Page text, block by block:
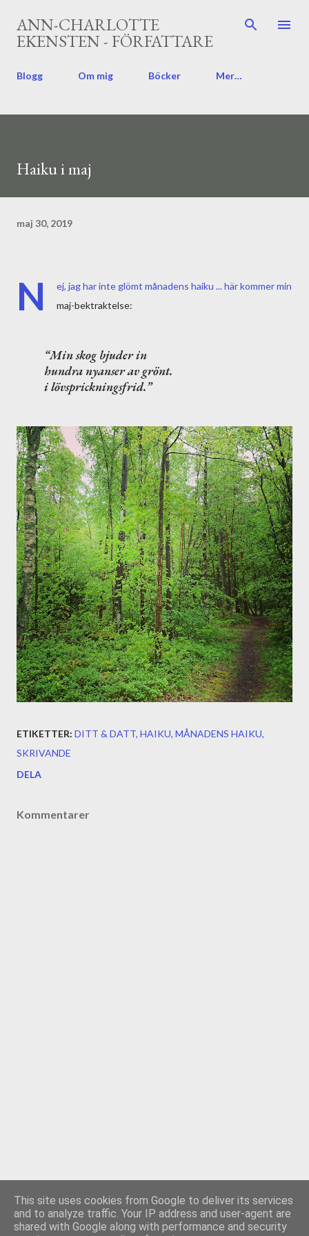
Fortsätt till huvudinnehåll
ANN-CHARLOTTE
EKENSTEN - FÖRFATTARE
Blogg Om mig Böcker Mer…
Haiku i maj
maj 30, 2019
N
ej, jag har inte glömt månadens haiku ... här kommer min
maj-bektraktelse:
Min skog bjuder in
hundra nyanser av grönt.
i lövsprickningsfrid.
ETIKETTER: DITT & DATT HAIKU MÅNADENS HAIKU
SKRIVANDE
DELA
Kommentarer
Använder Blogger
This site uses cookies from Google to deliver its services
and to analyze traffic. Your IP address and user-agent are
shared with Google along with performance and security